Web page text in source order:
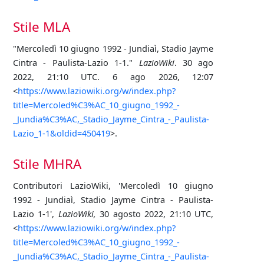
Stile MLA
"Mercoledì 10 giugno 1992 - Jundiaì, Stadio Jayme
Cintra - Paulista-Lazio 1-1." LazioWiki. 30 ago
2022, 21:10 UTC. 6 ago 2026, 12:07
<https://www.laziowiki.org/w/index.php?
title=Mercoled%C3%AC_10_giugno_1992_-
_Jundia%C3%AC,_Stadio_Jayme_Cintra_-_Paulista-
Lazio_1-1&oldid=450419>.
Stile MHRA
Contributori LazioWiki, 'Mercoledì 10 giugno
1992 - Jundiaì, Stadio Jayme Cintra - Paulista-
Lazio 1-1', LazioWiki, 30 agosto 2022, 21:10 UTC,
<https://www.laziowiki.org/w/index.php?
title=Mercoled%C3%AC_10_giugno_1992_-
_Jundia%C3%AC,_Stadio_Jayme_Cintra_-_Paulista-